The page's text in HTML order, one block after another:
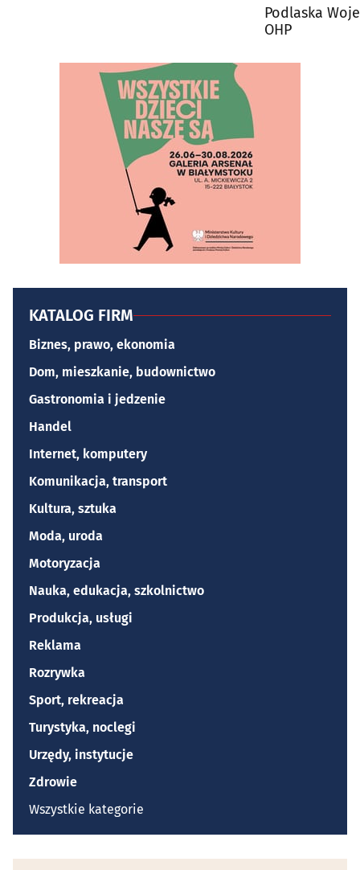
Podlaska
OHP
KATALOG FIRM
Biznes, prawo, ekonomia
Dom, mieszkanie, budownictwo
Gastronomia i jedzenie
Handel
Internet, komputery
Komunikacja, transport
Kultura, sztuka
Moda, uroda
Motoryzacja
Nauka, edukacja, szkolnictwo
Produkcja, usługi
Reklama
Rozrywka
Sport, rekreacja
Turystyka, noclegi
Urzędy, instytucje
Zdrowie
Wszystkie kategorie